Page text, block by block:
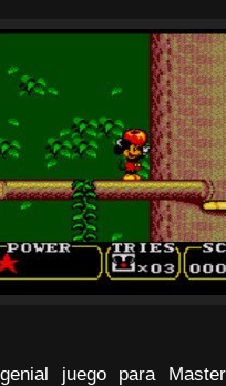
juego para